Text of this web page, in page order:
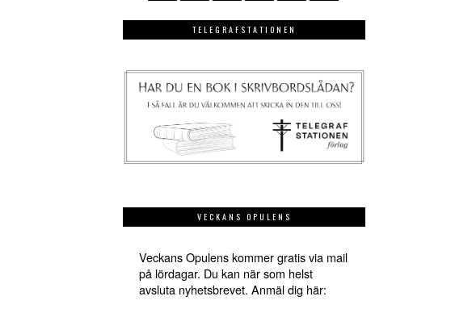
TELEGRAFSTATIONEN
VECKANS OPULENS
Veckans Opulens kommer gratis via mail
på lördagar. Du kan när som helst
avsluta nyhetsbrevet. Anmäl dig här: